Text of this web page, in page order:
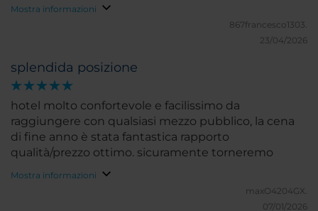
Mostra informazioni
867francesco1303.
23/04/2026
splendida posizione
hotel molto confortevole e facilissimo da
raggiungere con qualsiasi mezzo pubblico, la cena
di fine anno è stata fantastica rapporto
qualità/prezzo ottimo. sicuramente torneremo
Mostra informazioni
maxO4204GX.
07/01/2026